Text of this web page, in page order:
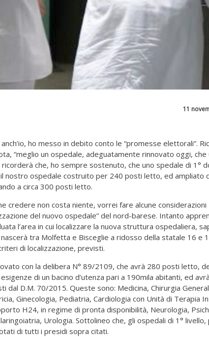
11
ho messo in debito conto le “promesse elettorali”.
“meglio un ospedale, adeguatamente rinnovato oggi, che
ricorderà che, ho sempre sostenuto, che uno spedale di 1°
nostro ospedale costruito per 240 posti letto, ed ampliato
a circa 300 posti letto.
credere non costa niente, vorrei fare alcune considerazioni
del nuovo ospedale” del nord-barese. Intanto
l’area in cui localizzare la nuova struttura ospedaliera,
nascerà tra Molfetta e Bisceglie a ridosso della statale 16 e
di localizzazione, previsti.
con la delibera N° 89/2109, che avrà 280 posti letto,
di un bacino d’utenza pari a 190mila abitanti, ed
dal D.M. 70/2015. Queste sono: Medicina, Chirurgia
Ginecologia, Pediatria, Cardiologia con Unità di Terapia
H24, in regime di pronta disponibilità, Neurologia,
Urologia. Sottolineo che, gli ospedali di 1° livello,
di tutti i presidi sopra citati.